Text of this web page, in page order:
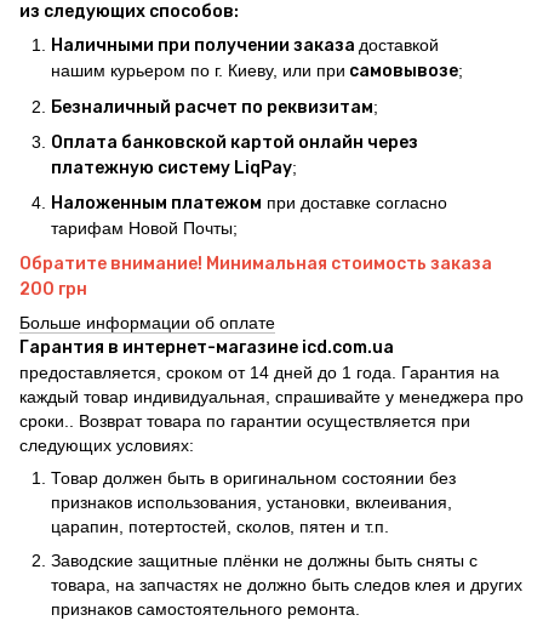
из следующих способов:
Наличными при получении заказа доставкой
нашим курьером по г. Киеву, или при самовывозе;
Безналичный расчет по реквизитам;
Оплата банковской картой онлайн через
платежную систему LiqPay;
Наложенным платежом при доставке согласно
тарифам Новой Почты;
Обратите внимание! Минимальная стоимость заказа
200 грн
Больше информации об оплате
Гарантия в интернет-магазине icd.com.ua
предоставляется, сроком от 14 дней до 1 года. Гарантия на
каждый товар индивидуальная, спрашивайте у менеджера про
сроки.. Возврат товара по гарантии осуществляется при
следующих условиях:
Товар должен быть в оригинальном состоянии без
признаков использования, установки, вклеивания,
царапин, потертостей, сколов, пятен и т.п.
Заводские защитные плёнки не должны быть сняты с
товара, на запчастях не должно быть следов клея и других
признаков самостоятельного ремонта.